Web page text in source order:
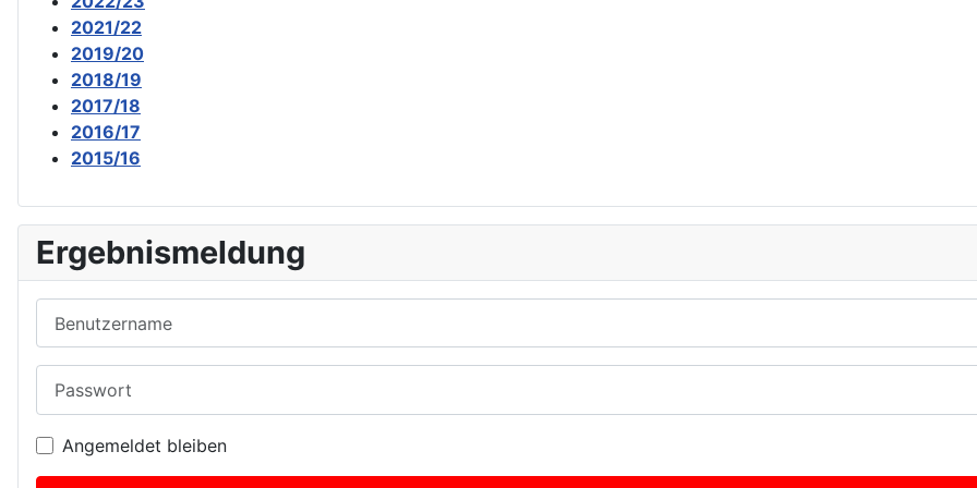
2021/22
2019/20
2018/19
2017/18
2016/17
2015/16
Ergebnismeldung
Angemeldet bleiben